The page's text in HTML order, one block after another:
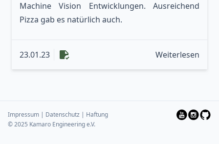
Machine Vision Entwicklungen. Ausreichend
Pizza gab es natürlich auch.
23 23 Weiterlesen
Impressum | Datenschutz | Haftung
© 2025 Kamaro Engineering e.V.